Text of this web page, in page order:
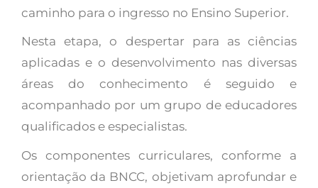
caminho para o ingresso no Ensino Superior.
Nesta etapa, o despertar para as ciências
aplicadas e o desenvolvimento nas diversas
áreas do conhecimento é seguido e
acompanhado por um grupo de educadores
qualificados e especialistas.
Os componentes curriculares, conforme a
orientação da BNCC, objetivam aprofundar e